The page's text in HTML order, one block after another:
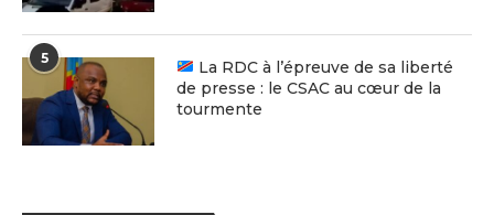
5
La RDC à l’épreuve de sa liberté
de presse : le CSAC au cœur de la
tourmente